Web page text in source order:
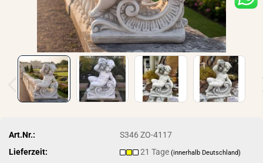
Art.Nr.:
S346 ZO-4117
Lieferzeit:
21 Tage(innerhalb Deutschland)